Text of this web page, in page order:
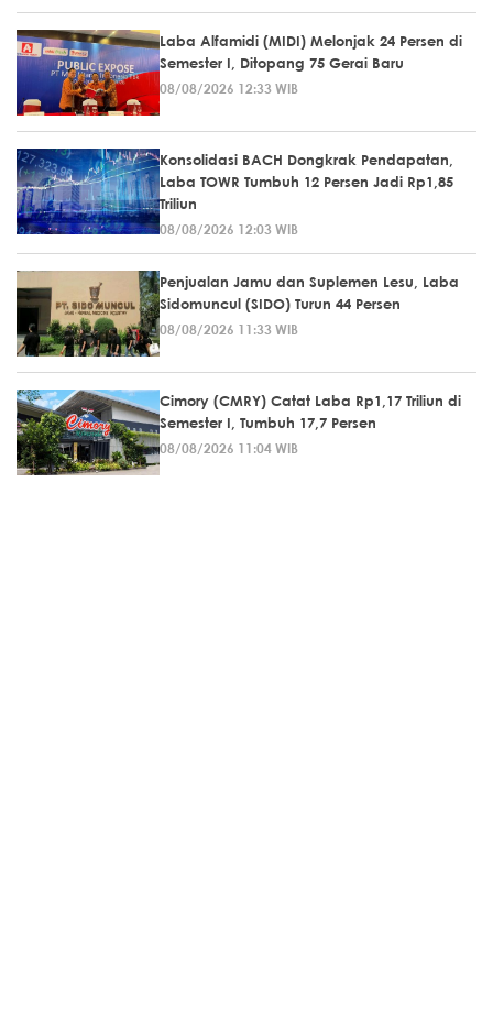
Laba Alfamidi (MIDI) Melonjak 24 Persen di
Semester I, Ditopang 75 Gerai Baru
08/08/2026 12:33 WIB
Konsolidasi BACH Dongkrak Pendapatan,
Laba TOWR Tumbuh 12 Persen Jadi Rp1,85
Triliun
08/08/2026 12:03 WIB
Penjualan Jamu dan Suplemen Lesu, Laba
Sidomuncul (SIDO) Turun 44 Persen
08/08/2026 11:33 WIB
Cimory (CMRY) Catat Laba Rp1,17 Triliun di
Semester I, Tumbuh 17,7 Persen
08/08/2026 11:04 WIB